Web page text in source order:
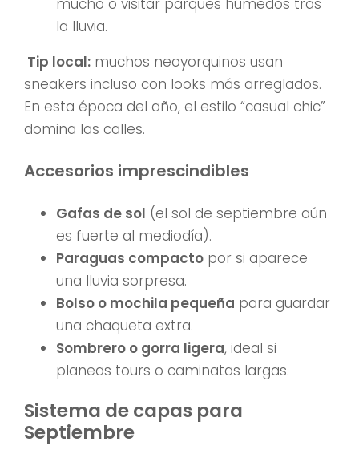
la lluvia.
Tip local: muchos neoyorquinos usan
sneakers incluso con looks más arreglados.
En esta época del año, el estilo “casual chic”
domina las calles.
Accesorios imprescindibles
Gafas de sol (el sol de septiembre aún
es fuerte al mediodía).
Paraguas compacto por si aparece
una lluvia sorpresa.
Bolso o mochila pequeña para guardar
una chaqueta extra.
Sombrero o gorra ligera, ideal si
planeas tours o caminatas largas.
Sistema de capas para
Septiembre